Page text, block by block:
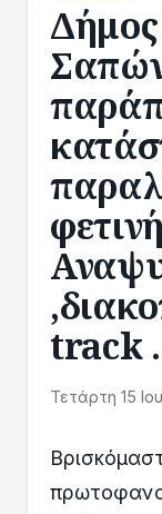
track
Τετάρτη 15